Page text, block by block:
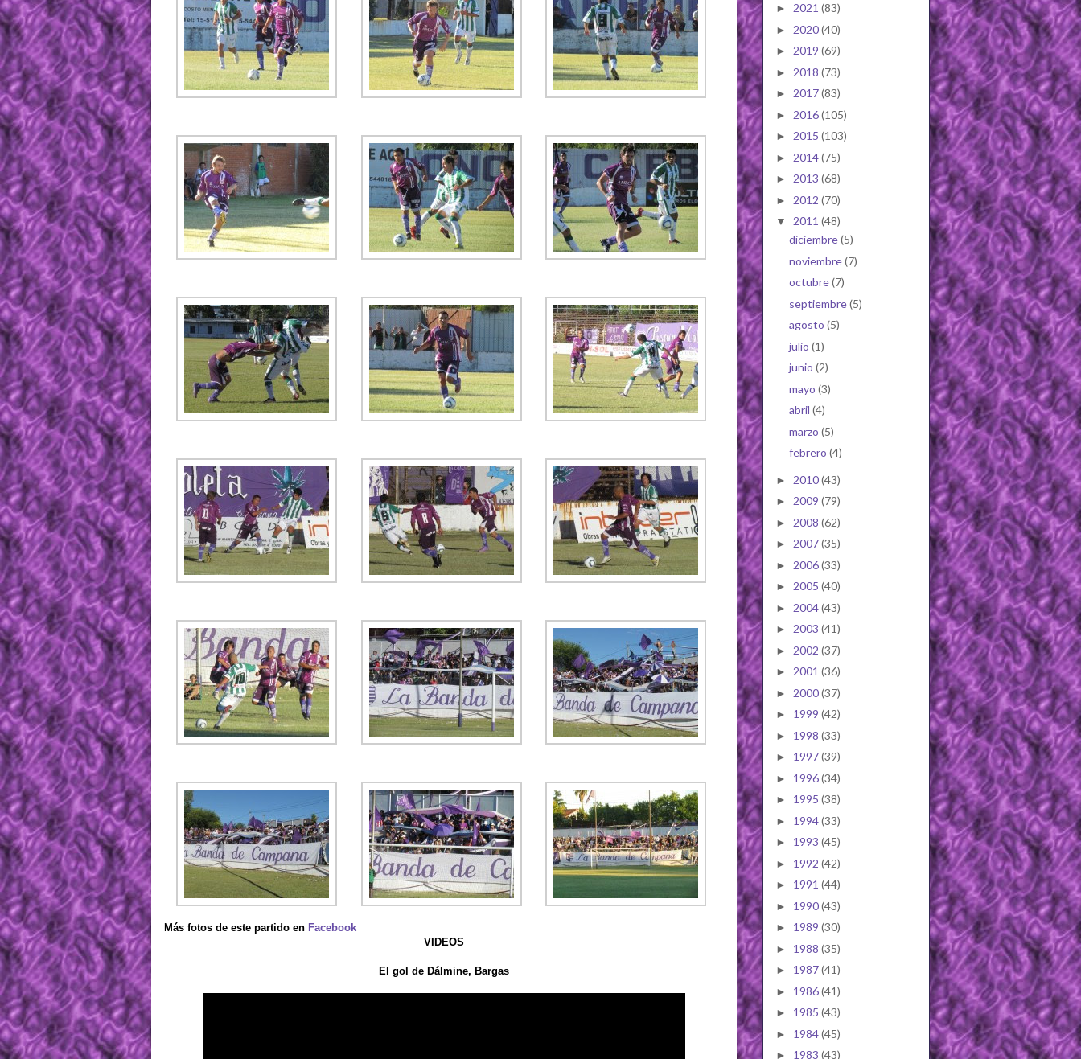
Más fotos de este partido en Facebook
VIDEOS
El gol de Dálmine, Bargas
► 2021 (83)
► 2020(40)
► 2019 (69)
► 2018 (73)
► 2017(83)
► 2016(105)
► 2015 (103)
► 2014(75)
► 2013 (68)
► 2012 (70)
▼ 2011 (48)
diciembre(5)
noviembre(7)
octubre(7)
septiembre(5)
agosto (5)
julio (1)
junio (2)
mayo (3)
abril (4)
marzo (5)
febrero (4)
► 2010(43)
► 2009 (79)
► 2008 (62)
► 2007(35)
► 2006(33)
► 2005 (40)
► 2004(43)
► 2003 (41)
► 2002 (37)
► 2001 (36)
► 2000(37)
► 1999 (42)
► 1998 (33)
► 1997(39)
► 1996(34)
► 1995 (38)
► 1994(33)
► 1993 (45)
► 1992 (42)
► 1991 (44)
► 1990(43)
► 1989 (30)
► 1988 (35)
► 1987(41)
► 1986(41)
► 1985 (43)
► 1984(45)
► 1983 (43)